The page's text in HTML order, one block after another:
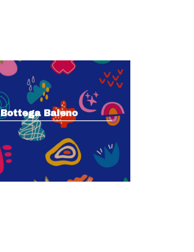
Bottega Baleno